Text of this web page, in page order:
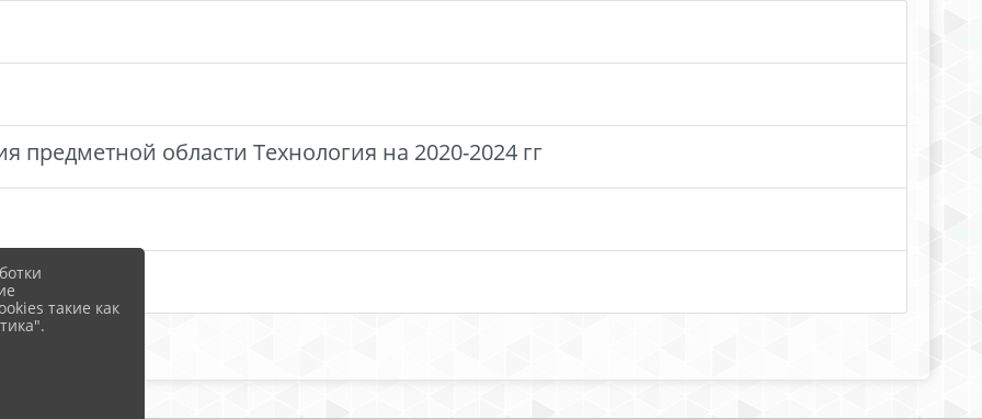
предметной области Технология на 2020-2024 гг
такие как